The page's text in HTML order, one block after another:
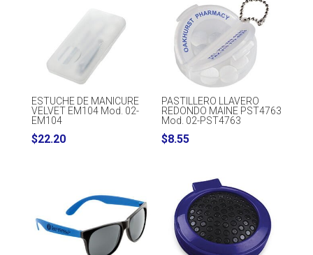
ESTUCHE DE MANICURE
VELVET EM104 Mod. 02-
EM104
$22.20
PASTILLERO LLAVERO
REDONDO MAINE PST4763
Mod. 02-PST4763
$8.55